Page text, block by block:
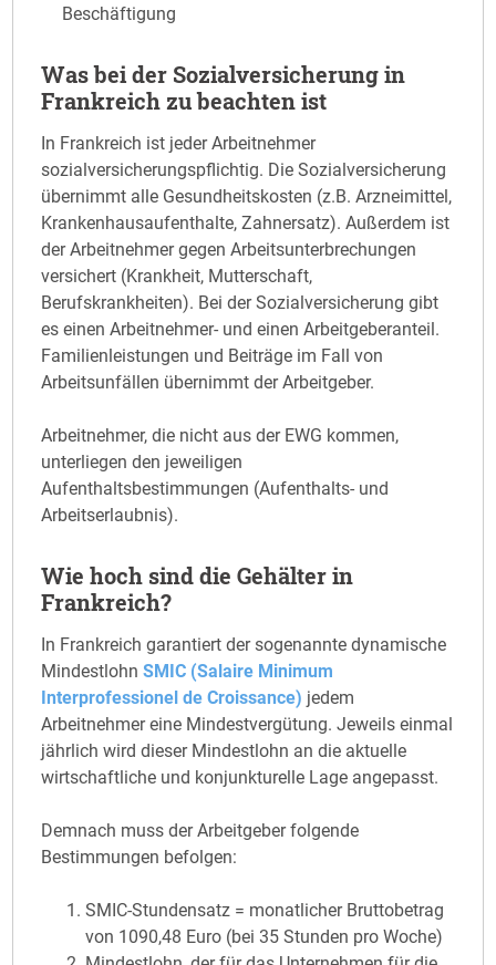
Beschäftigung
Was bei der Sozialversicherung in
Frankreich zu beachten ist
In Frankreich ist jeder Arbeitnehmer
sozialversicherungspflichtig. Die Sozialversicherung
übernimmt alle Gesundheitskosten (z.B. Arzneimittel,
Krankenhausaufenthalte, Zahnersatz). Außerdem ist
der Arbeitnehmer gegen Arbeitsunterbrechungen
versichert (Krankheit, Mutterschaft,
Berufskrankheiten). Bei der Sozialversicherung gibt
es einen Arbeitnehmer- und einen Arbeitgeberanteil.
Familienleistungen und Beiträge im Fall von
Arbeitsunfällen übernimmt der Arbeitgeber.
Arbeitnehmer, die nicht aus der EWG kommen,
unterliegen den jeweiligen
Aufenthaltsbestimmungen (Aufenthalts- und
Arbeitserlaubnis).
Wie hoch sind die Gehälter in
Frankreich?
In Frankreich garantiert der sogenannte dynamische
MindestlohnSMIC (Salaire Minimum
Interprofessionel de Croissance) jedem
Arbeitnehmer eine Mindestvergütung. Jeweils einmal
jährlich wird dieser Mindestlohn an die aktuelle
wirtschaftliche und konjunkturelle Lage angepasst.
Demnach muss der Arbeitgeber folgende
Bestimmungen befolgen:
SMIC-Stundensatz = monatlicher Bruttobetrag
von 1090,48 Euro (bei 35 Stunden pro Woche)